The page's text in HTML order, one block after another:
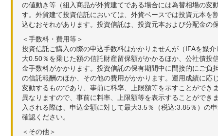
の値動き等（組入商品が外貨建てである場合には為替相場の
す。外貨建て投資信託においては、外貨ベースでは投資元本
込むおそれがあります。投資信託は、投資元本および分配金の
＜手数料・費用等＞
投資信託ご購入の際の申込手数料はかかりませんが（IFAを媒
大0.50％を乗じた額の信託財産留保額がかかるほか、公社債
金手数料がかかります。投資信託の保有期間中に間接的にご
の信託報酬のほか、その他の費用がかかります。運用成績に
変動するものであり、事前に料率、上限額等を示すことがで
異なりますので、事前に料率、上限額等を表示することがで
入される際は、申込金額に対して最大3.5％（税込:3.85％）の
確認ください。
＜その他＞